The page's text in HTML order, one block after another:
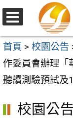
跳
至
主
要
內
區
選
單
首頁 > 校園公告
作委員會辦理「
聽讀測驗預試及
校園公